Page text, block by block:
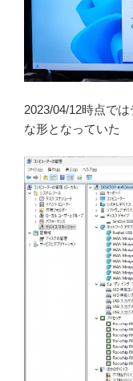
2023/04/12時点で
な形となっていた